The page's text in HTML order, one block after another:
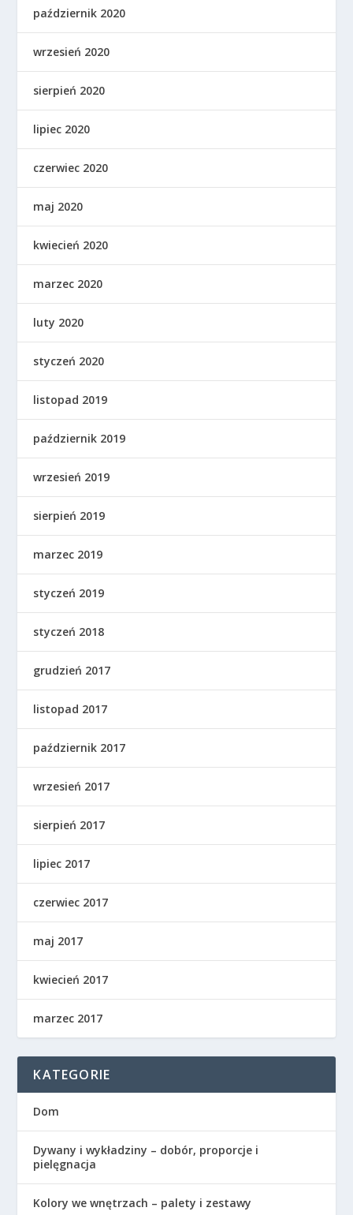
październik 2020
wrzesień 2020
sierpień 2020
lipiec 2020
czerwiec 2020
maj 2020
kwiecień 2020
marzec 2020
luty 2020
styczeń 2020
listopad 2019
październik 2019
wrzesień 2019
sierpień 2019
marzec 2019
styczeń 2019
styczeń 2018
grudzień 2017
listopad 2017
październik 2017
wrzesień 2017
sierpień 2017
lipiec 2017
czerwiec 2017
maj 2017
kwiecień 2017
marzec 2017
KATEGORIE
Dom
Dywany i wykładziny – dobór, proporcje i
pielęgnacja
Kolory we wnętrzach – palety i zestawy